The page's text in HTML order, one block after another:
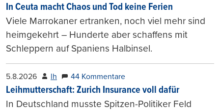
In Ceuta macht Chaos und Tod keine Ferien
Viele Marrokaner ertranken, noch viel mehr sind
heimgekehrt – Hunderte aber schaffens mit
Schleppern auf Spaniens Halbinsel.
5.8.2026 lh 44 Kommentare
Leihmutterschaft: Zurich Insurance voll dafür
In Deutschland musste Spitzen-Politiker Feld